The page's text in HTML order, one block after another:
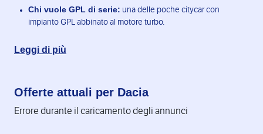
Chi vuole GPL di serie: una delle poche citycar con
impianto GPL abbinato al motore turbo.
Leggi di più
Offerte attuali per Dacia
Errore durante il caricamento degli annunci